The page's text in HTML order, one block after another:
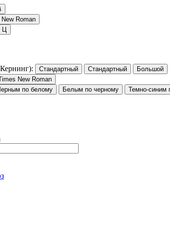
Roman
Ц
Стандартный Стандартный Большой
New Roman
по белому Белым по черному Темно-синим